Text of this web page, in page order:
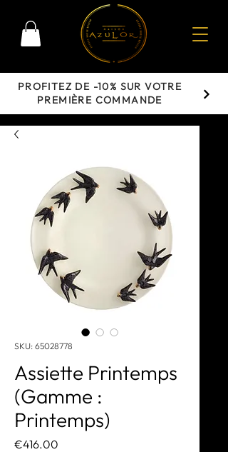
PROFITEZ DE -10% SUR VOTRE
PREMIÈRE COMMANDE
SKU: 65028778
Assiette Printemps
(Gamme :
Printemps)
€416.00